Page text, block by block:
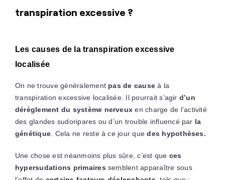
transpiration excessive ?
Les causes de la transpiration excessive
localisée
On ne trouve généralement pas de cause à la
transpiration excessive localisée. Il pourrait s’agir d’un
dérèglement du système nerveux en charge de l’activité
des glandes sudoripares ou d’un trouble influencé par la
génétique . Cela ne reste à ce jour quedes hypothèses.
Une chose est néanmoins plus sûre, c’est que ces
hypersudations primaires semblent apparaître sous